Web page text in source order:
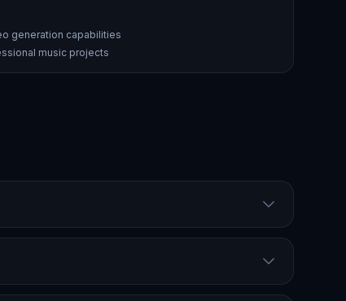
generation capabilities
music projects